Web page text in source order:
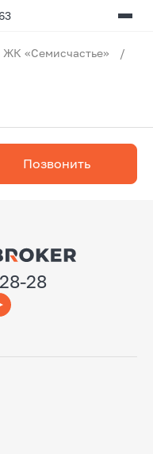
ЖК «Семисчастье»
/
Позвонить
28